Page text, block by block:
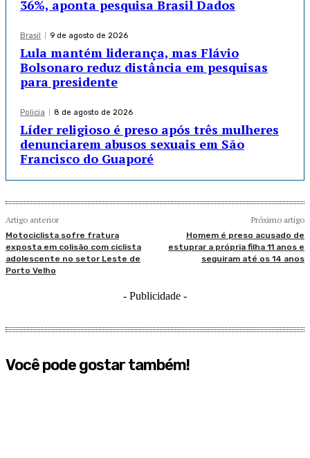
36%, aponta pesquisa Brasil Dados
Brasil 9 de agosto de 2026
Lula mantém liderança, mas Flávio
Bolsonaro reduz distância em pesquisas
para presidente
Policia 8 de agosto de 2026
Líder religioso é preso após três mulheres
denunciarem abusos sexuais em São
Francisco do Guaporé
Artigo anterior
Motociclista sofre fratura
exposta em colisão com ciclista
adolescente no setor Leste de
Porto Velho
Próximo artigo
Homem é preso acusado de
estuprar a própria filha 11 anos e
seguiram até os 14 anos
- Publicidade -
Você pode gostar também!